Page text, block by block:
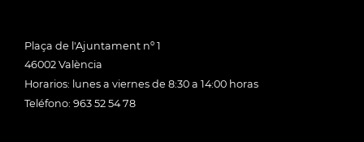
Plaça de l'Ajuntament nº 1
46002 València
Horarios: lunes a viernes de 8:30 a 14:00 horas
Teléfono: 963 52 54 78